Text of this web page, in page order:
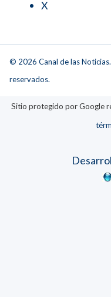
X
© 2026 Canal de las
reservados.
Sitio protegido por Google